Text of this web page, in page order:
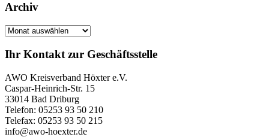
Archiv
Archiv
Ihr Kontakt zur Geschäftsstelle
AWO Kreisverband Höxter e.V.
Caspar-Heinrich-Str. 15
33014 Bad Driburg
Telefon: 05253 93 50 210
Telefax: 05253 93 50 215
info@awo-hoexter.de